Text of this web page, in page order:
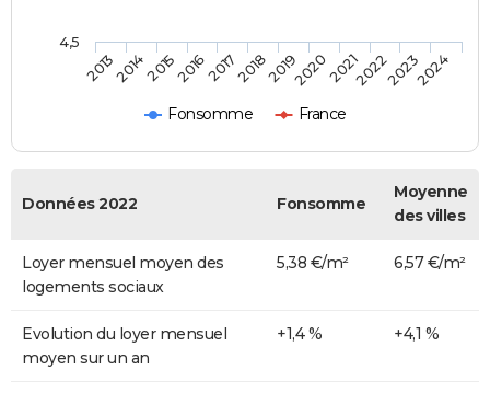
Fonsomme France
201320142015201620172018201920202021202220232024
4,5
Données 2022 Fonsomme
Moyenne
des villes
Loyer mensuel moyen des
logements sociaux
5,38 €/m² 6,57 €/m²
Evolution du loyer mensuel
moyen sur un an
+1,4 % +4,1 %